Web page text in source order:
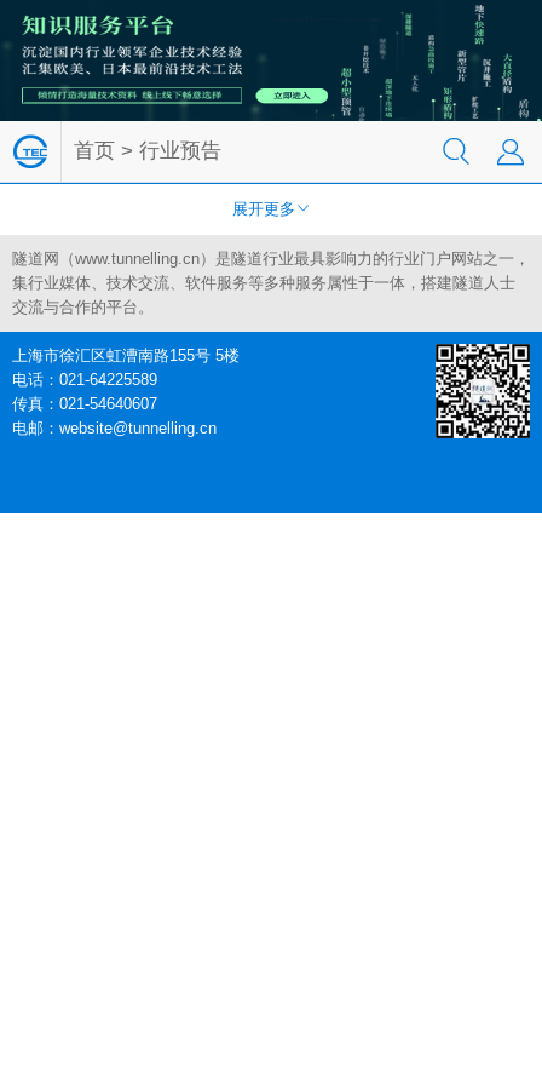
首页 > 行业预告  
展开更多 
隧道网（www.tunnelling.cn）是隧道行业最具影响力的行业门户网站之一，
集行业媒体、技术交流、软件服务等多种服务属性于一体，搭建隧道人士
交流与合作的平台。
上海市徐汇区虹漕南路155号 5楼
电话：021-64225589
传真：021-54640607
电邮：website@tunnelling.cn